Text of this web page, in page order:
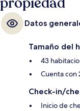
Datos
Tamaño del
43
Cuenta con
Check-in/
Inicio de